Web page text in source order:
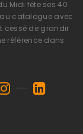
Midi fête ses 40
catalogue avec
cessé de grandir
référence dans